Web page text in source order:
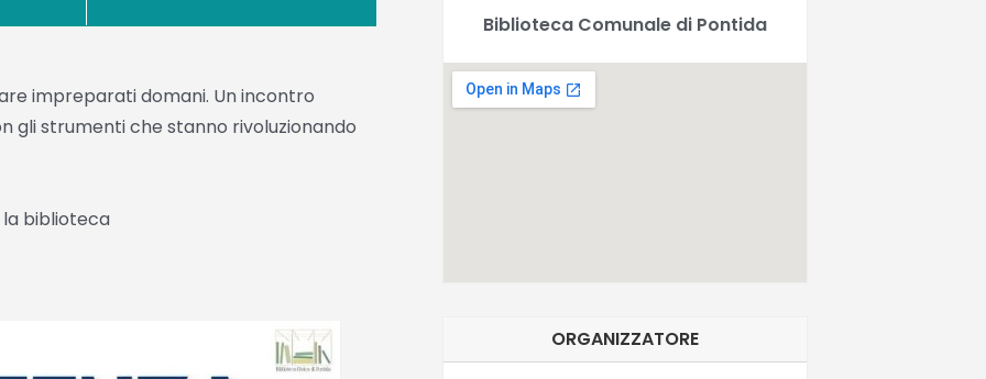
impreparati domani. Un incontro
strumenti che stanno rivoluzionando
la biblioteca
Biblioteca Comunale di Pontida
ORGANIZZATORE